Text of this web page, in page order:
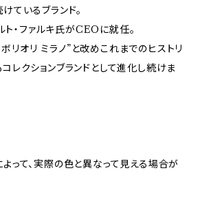
ているブランド。
・ファルキ氏がCEOに就任。
リオリ ミラノ”と改めこれまでのヒストリ
レクションブランドとして進化し続けま
って、実際の色と異なって見える場合が